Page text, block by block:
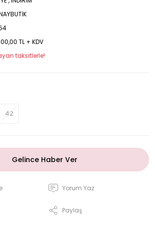
TL + KDV
taksitlerle!
42
Gelince Haber Ver
Yorum Yaz
Paylaş